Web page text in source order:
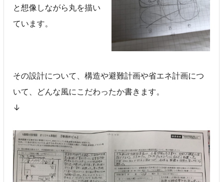
と想像しながら丸を描い
ています。
その設計について、構造や避難計画や省エネ計画につ
いて、どんな風にこだわったか書きます。
↓